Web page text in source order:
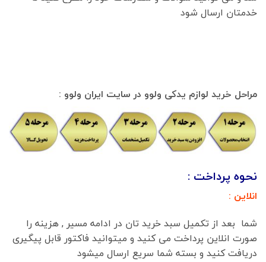
خدمتان ارسال شود
مراحل خرید لوازم یدکی ولوو در سایت ایران ولوو :
نحوه پرداخت :
انلاین :
شما بعد از تکمیل سبد خرید تان در ادامه مسیر , هزینه را
صورت انلاین پرداخت می کنید و میتوانید فاکتور قابل پیگیری
دریافت کنید و بسته شما سریع ارسال میشود